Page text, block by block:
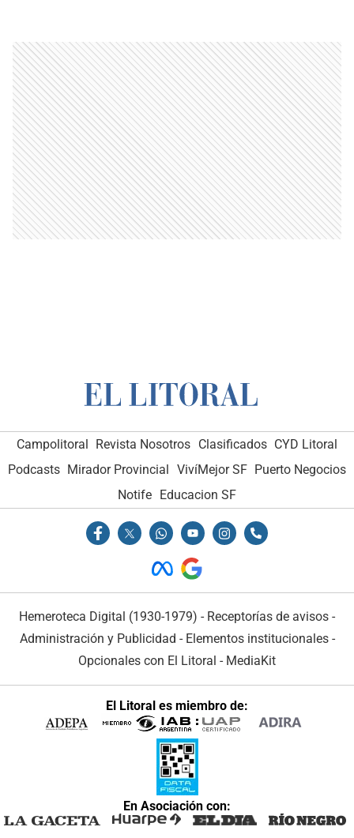
Campolitoral Revista Nosotros Clasificados CYD Litoral
Podcasts Mirador Provincial VivíMejor SF Puerto Negocios
Notife Educacion SF
Hemeroteca Digital (1930-1979) - Receptorías de avisos -
Administración y Publicidad - Elementos institucionales-
Opcionales con El Litoral - MediaKit
El Litoral es miembro de:
En Asociación con: